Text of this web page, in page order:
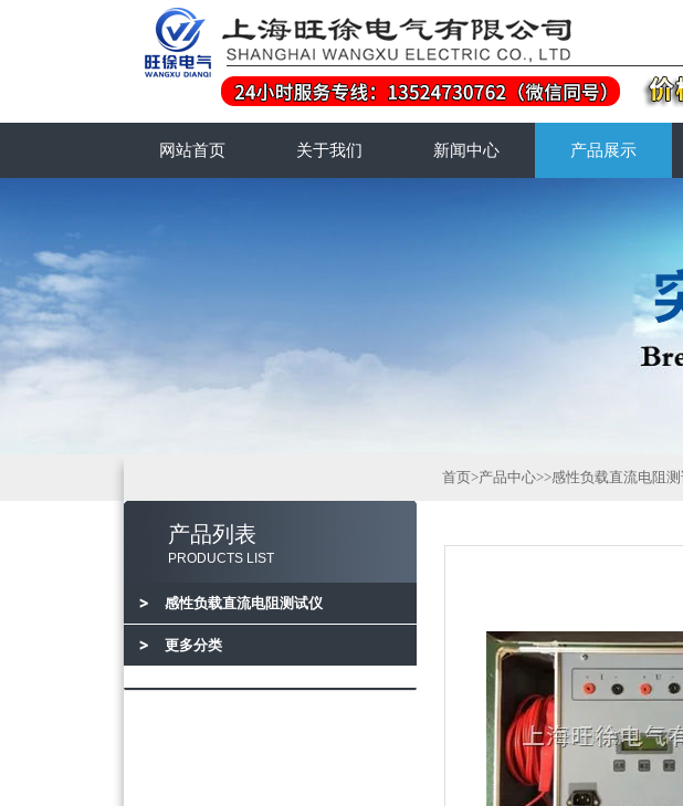
网站首页 关于我们 新闻中心 产品展示
产品列表
PRODUCTS LIST
感性负载直流电阻测试仪
更多分类
首页>产品中心>>感性负载直流电阻